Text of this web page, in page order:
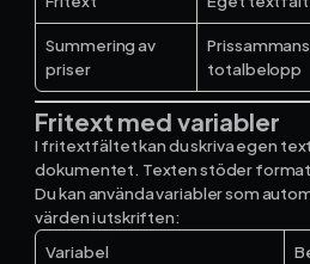
Summering av
priser
totalbelopp
Fritext med variabler
I fritextfältet kan du skriva egen text
dokumentet. Texten stöder
Du kan använda variabler som
värden i utskriften:
Variabel